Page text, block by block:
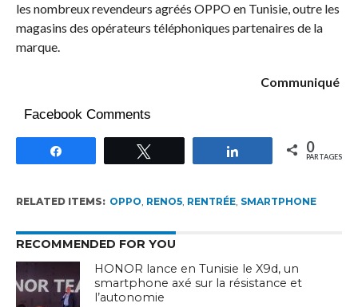
les nombreux revendeurs agréés OPPO en Tunisie, outre les
magasins des opérateurs téléphoniques partenaires de la
marque.
Communiqué
Facebook Comments
Partagez 0
PARTAGES
RELATED ITEMS: OPPO, RENO5, RENTRÉE, SMARTPHONE
RECOMMENDED FOR YOU
HONOR lance en Tunisie le X9d, un
smartphone axé sur la résistance et
l’autonomie